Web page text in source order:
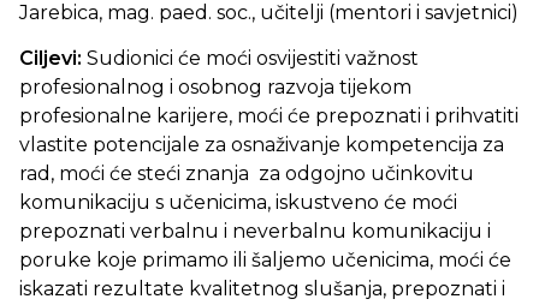
Jarebica, mag. paed. soc., učitelji (mentori i savjetnici)
Ciljevi: Sudionici će moći osvijestiti važnost
profesionalnog i osobnog razvoja tijekom
profesionalne karijere, moći će prepoznati i prihvatiti
vlastite potencijale za osnaživanje kompetencija za
rad, moći će steći znanja za odgojno učinkovitu
komunikaciju s učenicima, iskustveno će moći
prepoznati verbalnu i neverbalnu komunikaciju i
poruke koje primamo ili šaljemo učenicima, moći će
iskazati rezultate kvalitetnog slušanja, prepoznati i